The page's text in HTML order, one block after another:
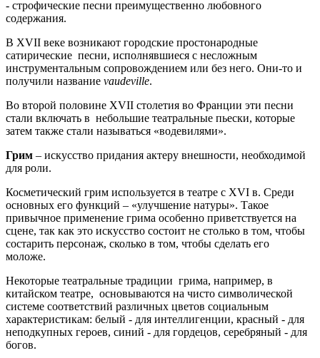
- строфические песни преимущественно любовного
содержания.
В XVII веке возникают городские простонародные
сатирические песни, исполнявшиеся с несложным
инструментальным сопровождением или без него. Они-то и
получили название vaudeville.
Во второй половине XVII столетия во Франции эти песни
стали включать в небольшие театральные пьески, которые
затем также стали называться «водевилями».
Грим – искусство придания актеру внешности, необходимой
для роли.
Косметический грим используется в театре с XVI в. Среди
основных его функций – «улучшение натуры». Такое
привычное применение грима особенно приветствуется на
сцене, так как это искусство состоит не столько в том, чтобы
состарить персонаж, сколько в том, чтобы сделать его
моложе.
Некоторые театральные традиции грима, например, в
китайском театре, основываются на чисто символической
системе соответствий различных цветов социальным
характеристикам: белый - для интеллигенции, красный - для
неподкупных героев, синий - для гордецов, серебряный - для
богов.